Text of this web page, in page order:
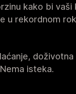
kako bi vaši
u rekordnom
doživotna
isteka.